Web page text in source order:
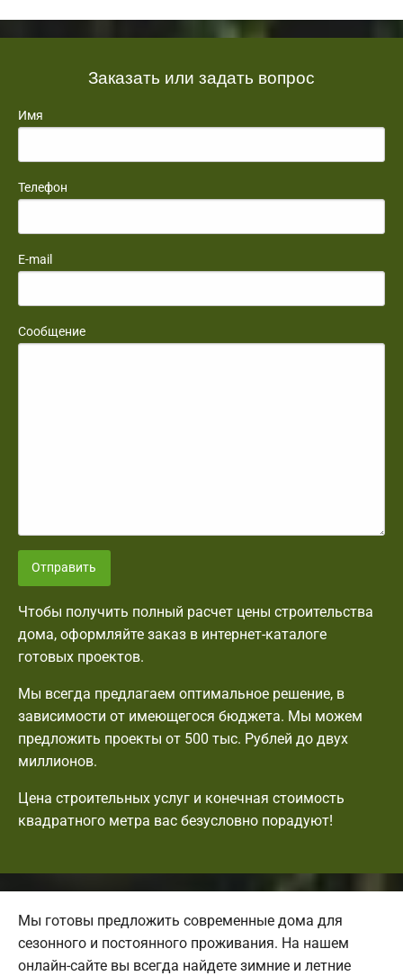
Заказать или задать вопрос
Имя
Телефон
E-mail
Сообщение
Отправить
Чтобы получить полный расчет цены строительства
дома, оформляйте заказ в интернет-каталоге
готовых проектов.
Мы всегда предлагаем оптимальное решение, в
зависимости от имеющегося бюджета. Мы можем
предложить проекты от 500 тыс. Рублей до двух
миллионов.
Цена строительных услуг и конечная стоимость
квадратного метра вас безусловно порадуют!
Мы готовы предложить современные дома для
сезонного и постоянного проживания. На нашем
онлайн-сайте вы всегда найдете зимние и летние